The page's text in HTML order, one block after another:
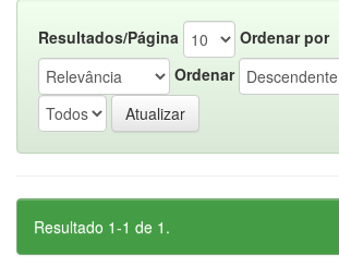
Resultados/Página
Ordenar por
Ordenar
Resultado 1-1 de 1.